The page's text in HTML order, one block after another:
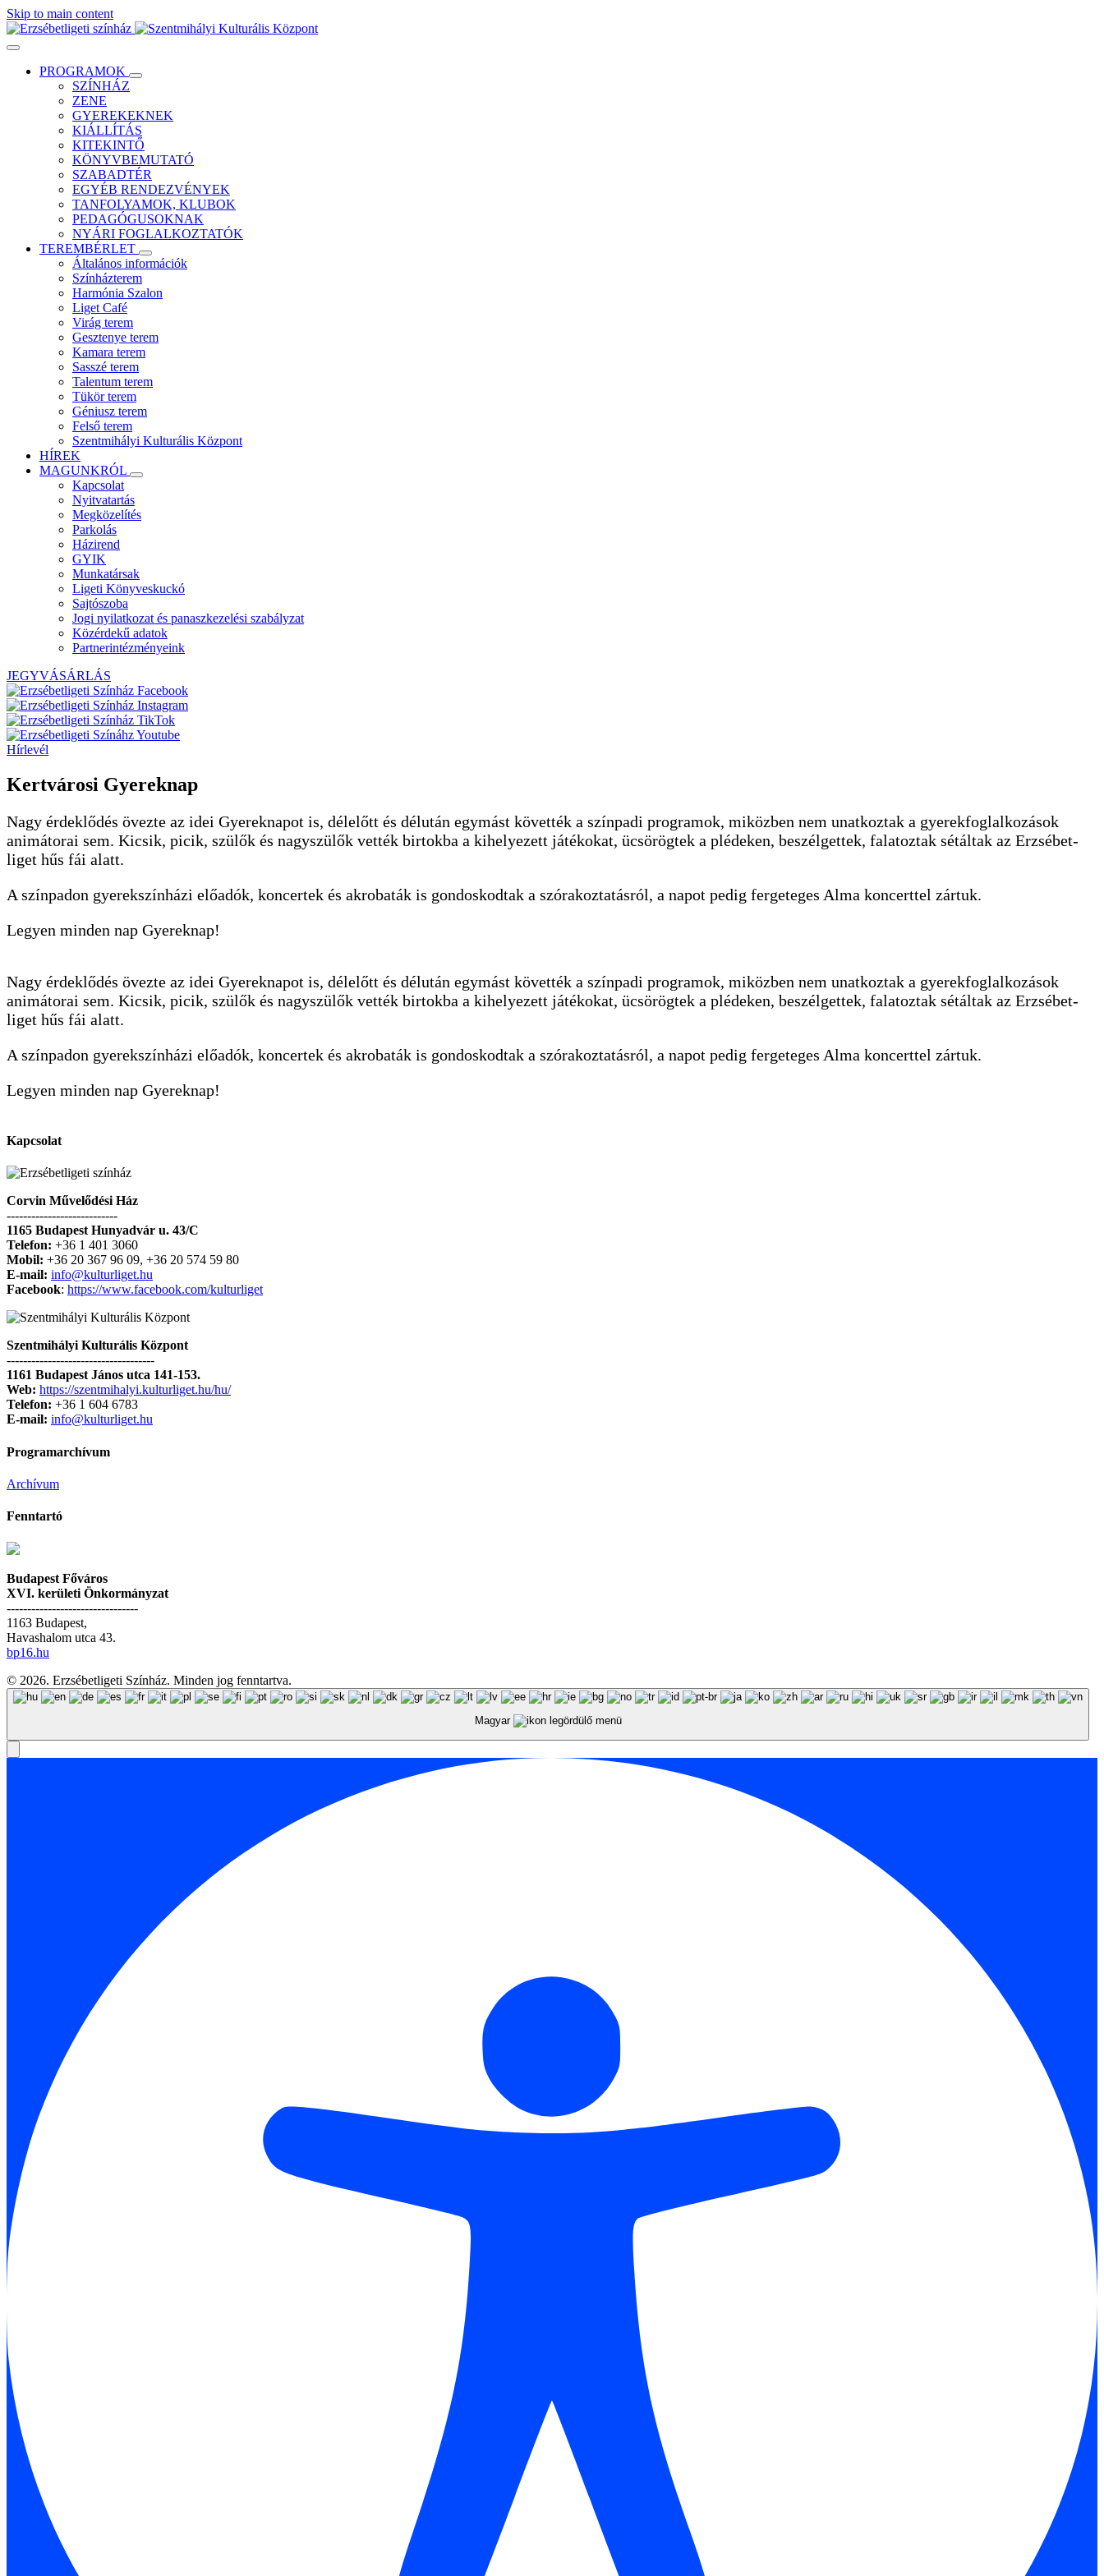
Skip to main content
PROGRAMOK
SZÍNHÁZ
ZENE
GYEREKEKNEK
KIÁLLÍTÁS
KITEKINTŐ
KÖNYVBEMUTATÓ
SZABADTÉR
EGYÉB RENDEZVÉNYEK
TANFOLYAMOK, KLUBOK
PEDAGÓGUSOKNAK
NYÁRI FOGLALKOZTATÓK
TEREMBÉRLET
Általános információk
Színházterem
Harmónia Szalon
Liget Café
Virág terem
Gesztenye terem
Kamara terem
Sasszé terem
Talentum terem
Tükör terem
Géniusz terem
Felső terem
Szentmihályi Kulturális Központ
HÍREK
MAGUNKRÓL
Kapcsolat
Nyitvatartás
Megközelítés
Parkolás
Házirend
GYIK
Munkatársak
Ligeti Könyveskuckó
Sajtószoba
Jogi nyilatkozat és panaszkezelési szabályzat
Közérdekű adatok
Partnerintézményeink
JEGYVÁSÁRLÁS
Hírlevél
Kertvárosi Gyereknap
Nagy érdeklődés övezte az idei Gyereknapot is, délelőtt és délután egymást követték a színpadi programok, miközben nem unatkoztak a gyerekfoglalkozások
animátorai sem. Kicsik, picik, szülők és nagyszülők vették birtokba a kihelyezett játékokat, ücsörögtek a plédeken, beszélgettek, falatoztak sétáltak az Erzsébet-
liget hűs fái alatt.
A színpadon gyerekszínházi előadók, koncertek és akrobaták is gondoskodtak a szórakoztatásról, a napot pedig fergeteges Alma koncerttel zártuk.
Legyen minden nap Gyereknap!
Nagy érdeklődés övezte az idei Gyereknapot is, délelőtt és délután egymást követték a színpadi programok, miközben nem unatkoztak a gyerekfoglalkozások
animátorai sem. Kicsik, picik, szülők és nagyszülők vették birtokba a kihelyezett játékokat, ücsörögtek a plédeken, beszélgettek, falatoztak sétáltak az Erzsébet-
liget hűs fái alatt.
A színpadon gyerekszínházi előadók, koncertek és akrobaták is gondoskodtak a szórakoztatásról, a napot pedig fergeteges Alma koncerttel zártuk.
Legyen minden nap Gyereknap!
Kapcsolat
Corvin Művelődési Ház
---------------------------
1165 Budapest Hunyadvár u. 43/C
Telefon: +36 1 401 3060
Mobil: +36 20 367 96 09, +36 20 574 59 80
E-mail: info@kulturliget.hu
Facebook: https://www.facebook.com/kulturliget
Szentmihályi Kulturális Központ
------------------------------------
1161 Budapest János utca 141-153.
Web: https://szentmihalyi.kulturliget.hu/hu/
Telefon: +36 1 604 6783
E-mail: info@kulturliget.hu
Programarchívum
Archívum
Fenntartó
Budapest Főváros
XVI. kerületi Önkormányzat
--------------------------------
1163 Budapest,
Havashalom utca 43.
bp16.hu
© 2026. Erzsébetligeti Színház. Minden jog fenntartva.
Magyar